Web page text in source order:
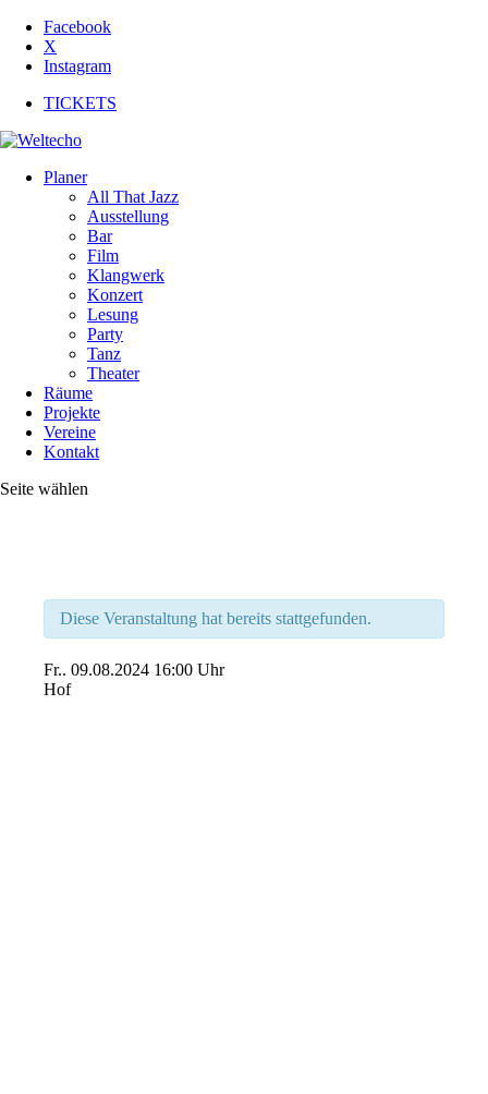
Facebook
X
Instagram
TICKETS
Planer
All That Jazz
Ausstellung
Bar
Film
Klangwerk
Konzert
Lesung
Party
Tanz
Theater
Räume
Projekte
Vereine
Kontakt
Seite wählen
Diese Veranstaltung hat bereits stattgefunden.
Fr.. 09.08.2024 16:00 Uhr
Hof